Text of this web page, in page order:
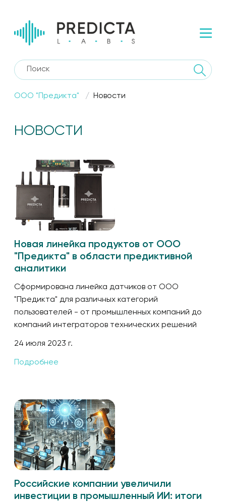
ООО "Предикта" Новости
НОВОСТИ
Новая линейка продуктов от ООО
"Предикта" в области предиктивной
аналитики
Сформирована линейка датчиков от ООО
"Предикта" для различных категорий
пользователей - от промышленных компаний до
компаний интеграторов технических решений
24 июля 2023 г.
Подробнее
Российские компании увеличили
инвестиции в промышленный ИИ: итоги